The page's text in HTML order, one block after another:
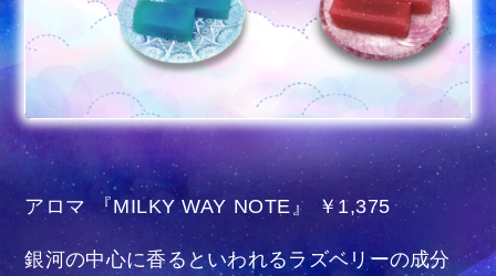
アロマ 『MILKY WAY NOTE』 ￥1,375
銀河の中心に香るといわれるラズベリーの成分